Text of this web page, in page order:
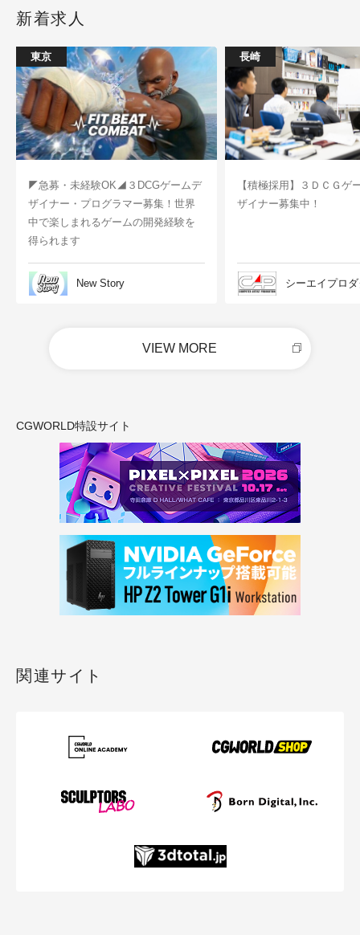
新着求人
東京
◤急募・未経験OK◢３DCGゲームデ
ザイナー・プログラマー募集！世界
中で楽しまれるゲームの開発経験を
得られます
New Story
長崎
【積極採用】３ＤＣＧゲ
ザイナー募集中！
シーエイプロ
VIEW MORE
CGWORLD特設サイト
関連サイト